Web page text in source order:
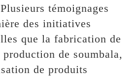
témoignages
des initiatives
que la fabrication de
de soumbala,
de produits